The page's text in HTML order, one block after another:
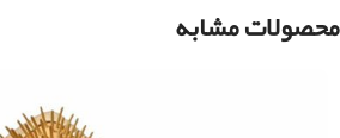
محصولات مشابه